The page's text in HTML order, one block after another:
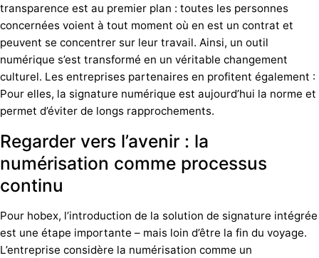
transparence est au premier plan : toutes les personnes
concernées voient à tout moment où en est un contrat et
peuvent se concentrer sur leur travail. Ainsi, un outil
numérique s’est transformé en un véritable changement
culturel. Les entreprises partenaires en profitent également :
Pour elles, la signature numérique est aujourd’hui la norme et
permet d’éviter de longs rapprochements.
Regarder vers l’avenir : la
numérisation comme processus
continu
Pour hobex, l’introduction de la solution de signature intégrée
est une étape importante – mais loin d’être la fin du voyage.
L’entreprise considère la numérisation comme un